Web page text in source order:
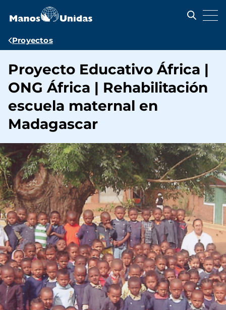
contenido
Ruta
navegación
Proyectos
Proyecto Educativo África |
ONG África | Rehabilitación
escuela maternal en
Madagascar